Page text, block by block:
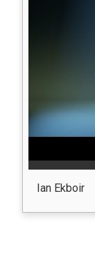
Ian Ekboir